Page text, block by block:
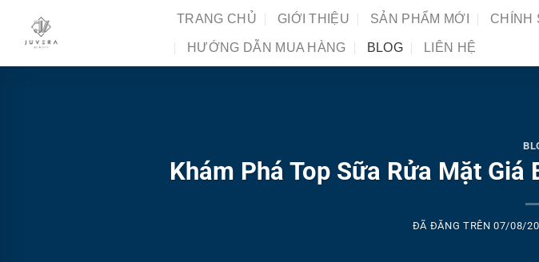
dung
TRANG CHỦ GIỚI THIỆU SẢN PHẨM MỚI CHÍNH
HƯỚNG DẪN MUA HÀNG BLOG LIÊN HỆ
Khám Phá Top Sữa Rửa Mặt
ĐÃ ĐĂNG TRÊN07/08/